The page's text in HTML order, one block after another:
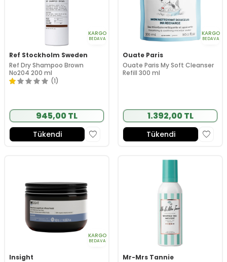
KARGO
BEDAVA
Ref Stockholm Sweden
Ref Dry Shampoo Brown
No204 200 ml
(1)
945,00 TL
Tükendi
KARGO
BEDAVA
Ouate Paris
Ouate Paris My Soft Cleanser
Refill 300 ml
1.392,00 TL
Tükendi
KARGO
BEDAVA
Insight
Mr-Mrs Tannie